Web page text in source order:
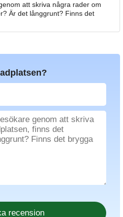
att skriva några rader om
Är det långgrunt? Finns det